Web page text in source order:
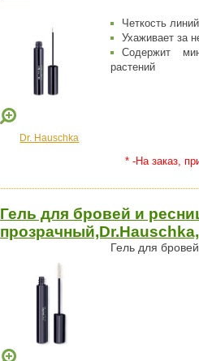
Четкость линий
Ухаживает за
Содержит
растений
Dr. Hauschka
* -На заказ,
Гель для бровей и
Гель для